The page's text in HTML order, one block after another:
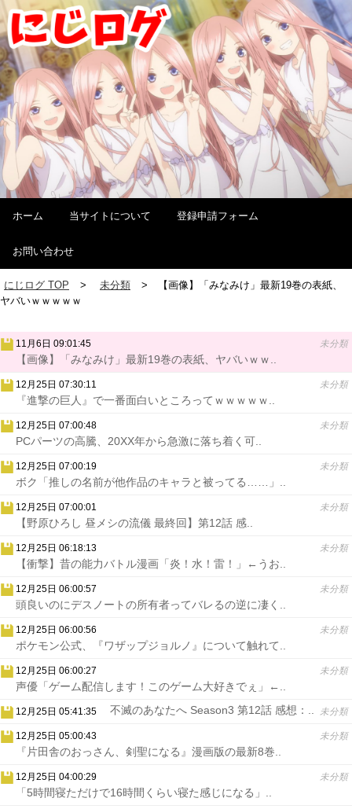
ホーム 当サイトについて 登録申請フォーム
お問い合わせ
にじログ TOP 未分類
【画像】「みなみけ」最新19巻の表紙、
ヤバいｗｗｗｗｗ
11月6日 09:01:45 未分類
【画像】「みなみけ」最新19巻の表紙、ヤバいｗｗ..
12月25日 07:30:11 未分類
『進撃の巨人』で一番面白いところってｗｗｗｗｗ..
12月25日 07:00:48 未分類
PCパーツの高騰、20XX年から急激に落ち着く可..
12月25日 07:00:19 未分類
ボク「推しの名前が他作品のキャラと被ってる……」..
12月25日 07:00:01 未分類
【野原ひろし 昼メシの流儀 最終回】第12話 感..
12月25日 06:18:13 未分類
【衝撃】昔の能力バトル漫画「炎！水！雷！」←うお..
12月25日 06:00:57 未分類
頭良いのにデスノートの所有者ってバレるの逆に凄く..
12月25日 06:00:56 未分類
ポケモン公式、『ワザップジョルノ』について触れて..
12月25日 06:00:27 未分類
声優「ゲーム配信します！このゲーム大好きでぇ」←..
12月25日 05:41:35 未分類
不滅のあなたへ Season3 第12話 感想：..
12月25日 05:00:43 未分類
『片田舎のおっさん、剣聖になる』漫画版の最新8巻..
12月25日 04:00:29 未分類
「5時間寝ただけで16時間くらい寝た感じになる」..